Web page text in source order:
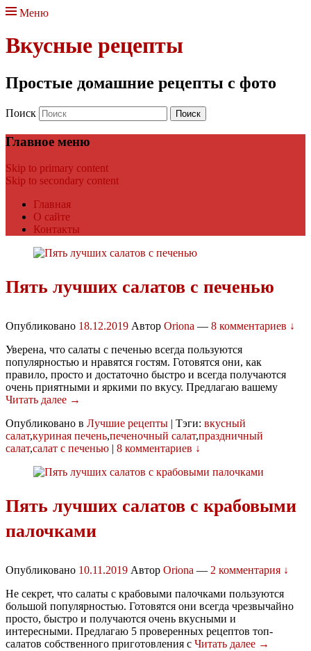
Меню
Вкусные рецепты
Простые домашние рецепты с фото
Поиск
Главное меню
Skip to primary content
Skip to secondary content
Главная
О сайте
Контакты
Пять лучших салатов с печенью
Опубликовано 18.12.2019 Автор Oriona — 8 комментариев ↓
Уверена, что салаты с печенью всегда пользуются
популярностью и нравятся гостям. Готовятся они, как
правило, просто и достаточно быстро и всегда получаются
очень приятными и яркими по вкусу. Предлагаю вашему
Читать далее →
Опубликовано в Лучшие рецепты | Тэги: вкусный
салат,куриная печень,печеночный салат,праздничный
салат,салат с печенью | 8 комментариев ↓
Пять лучших салатов с крабовыми
палочками
Опубликовано 10.11.2019 Автор Oriona — 2 комментария ↓
Не секрет, что салаты с крабовыми палочками пользуются
большой популярностью. Готовятся они всегда чрезвычайно
просто, быстро и получаются очень вкусными и
интересными. Предлагаю 5 проверенных рецептов топ-
салатов собственного приготовления с Читать далее →